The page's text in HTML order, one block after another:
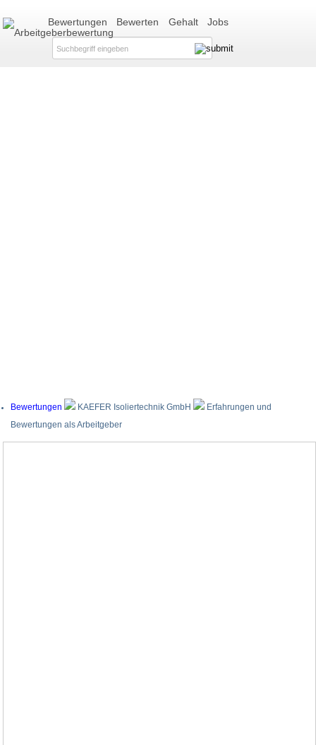
Bewertungen Bewerten Gehalt Jobs
Bewertungen KAEFER Isoliertechnik GmbH Erfahrungen und
Bewertungen als Arbeitgeber